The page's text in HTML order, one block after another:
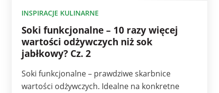
INSPIRACJE KULINARNE
Soki funkcjonalne – 10 razy więcej
wartości odżywczych niż sok
jabłkowy? Cz. 2
Soki funkcjonalne – prawdziwe skarbnice
wartości odżywczych. Idealne na konkretne